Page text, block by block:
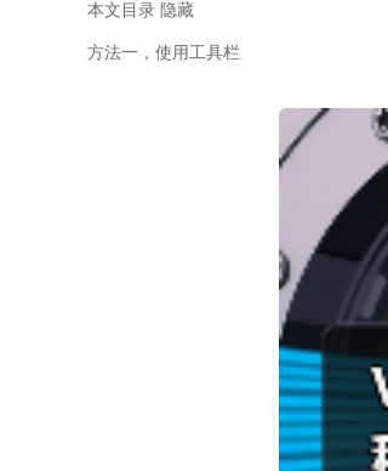
本文目录 隐藏
方法一，使用工具栏